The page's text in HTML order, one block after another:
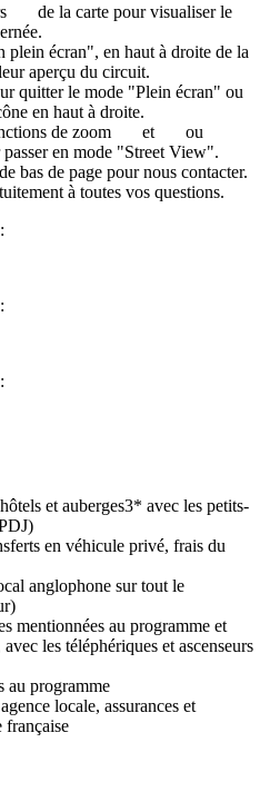
de la carte pour visualiser le
plein écran", en haut à droite de la
aperçu du circuit.
quitter le mode "Plein écran" ou
en haut à droite.
de zoom
et
ou
passer en mode "Street View".
bas de page pour nous contacter.
à toutes vos questions.
et auberges3* avec les petits-
en véhicule privé, frais du
anglophone sur tout le
mentionnées au programme et
les téléphériques et ascenseurs
au programme
locale, assurances et
française